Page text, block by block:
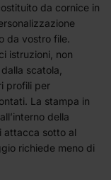
da cornice in
da vostro file.
istruzioni, non
scatola,
profili per
La stampa in
della
attacca sotto al
richiede meno di